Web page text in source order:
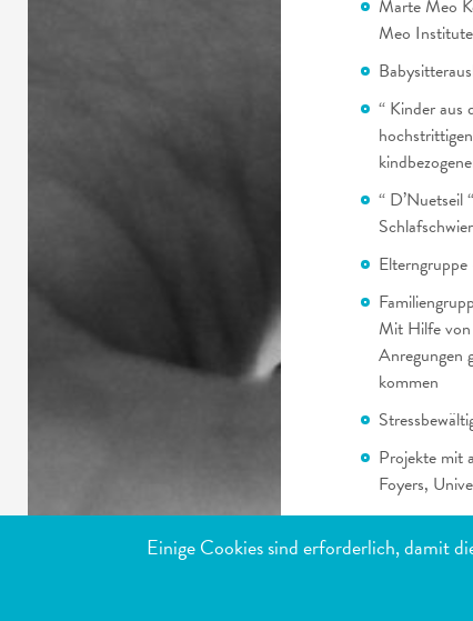
Marte Meo
Meo
“ Kinder aus
“
Mit Hilfe von
Anregungen
kommen
Projekte mit
Foyers,
Diverse
Einige Cookies sind erforderlich, damit